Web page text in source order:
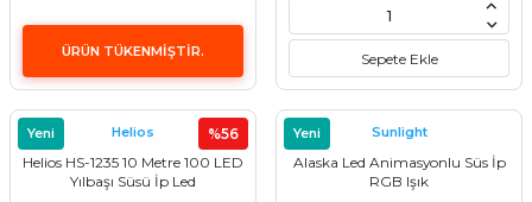
Wallwasher Armatürler
Villa Setler
ÜRÜN TÜKENMİŞTİR. Sepete Ekle
%56
Yeni Helios
Helios HS-1235 10 Metre 100 LED
Yılbaşı Süsü İp Led
Yeni Sunlight
Alaska Led Animasyonlu Süs İp
RGB Işık